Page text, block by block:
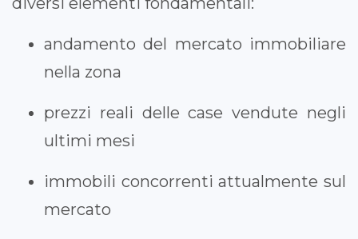
andamento del mercato immobiliare
nella zona
prezzi reali delle case vendute negli
ultimi mesi
immobili concorrenti attualmente sul
mercato